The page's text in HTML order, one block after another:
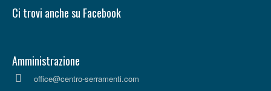
Ci trovi anche su Facebook
Amministrazione
office@centro-serramenti.com